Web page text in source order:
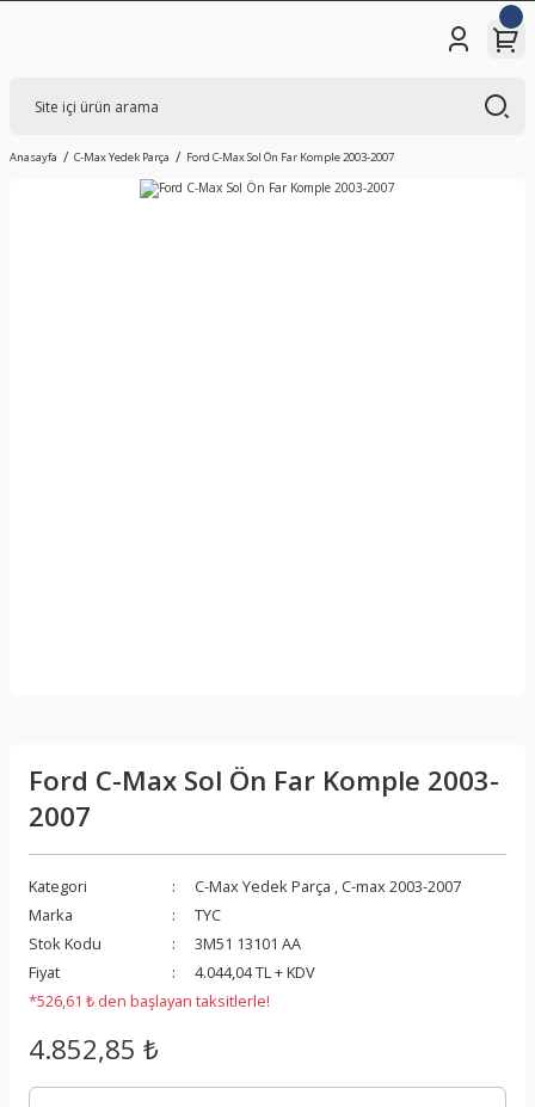
Anasayfa C-Max Yedek Parça Ford C-Max Sol Ön Far Komple 2003-2007
Ford C-Max Sol Ön Far Komple 2003-
2007
Kategori C-Max Yedek Parça , C-max 2003-2007
Marka
TYC
Stok Kodu
3M51 13101 AA
Fiyat
4.044,04 TL + KDV
*526,61 ₺ den başlayan taksitlerle!
4.852,85 ₺